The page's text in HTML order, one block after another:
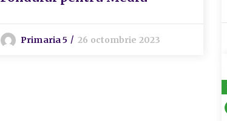
Primaria 5 26 octombrie 2023